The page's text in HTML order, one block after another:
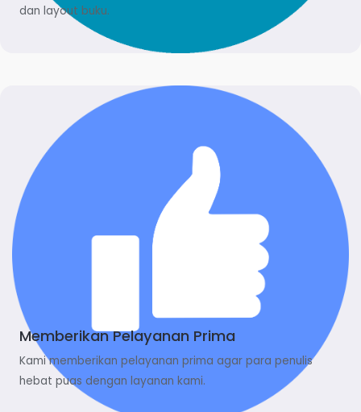
dan layout buku.
Memberikan Pelayanan Prima
Kami memberikan pelayanan prima agar para penulis
hebat puas dengan layanan kami.